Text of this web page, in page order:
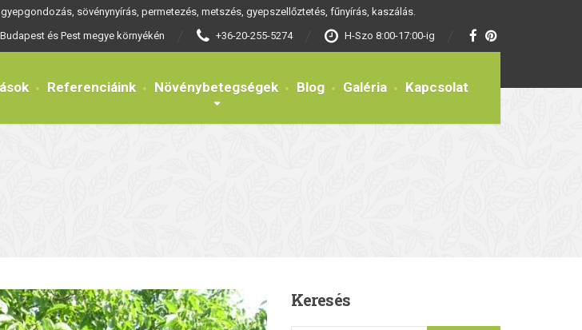
sövénynyírás, permetezés, metszés, gyepszellőztetés, fűnyírás, kaszálás.
Budapest és Pest megye környékén
+36-20-255-5274 H-Szo 8:00-17:00-ig
Referenciáink Növénybetegségek Blog Galéria Kapcsolat
Keresés